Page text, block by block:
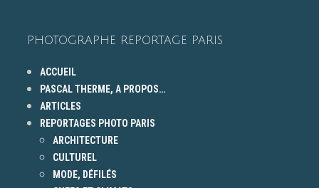
PHOTOGRAPHE REPORTAGE PARIS
ACCUEIL
PASCAL THERME, A PROPOS…
ARTICLES
REPORTAGES PHOTO PARIS
ARCHITECTURE
CULTUREL
MODE, DÉFILÉS